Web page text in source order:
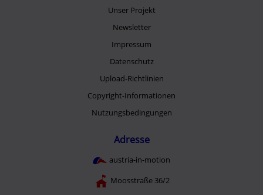
Unser Projekt
Newsletter
Impressum
Datenschutz
Upload-Richtlinien
Copyright-Informationen
Nutzungsbedingungen
Adresse
austria-in-motion
Moosstraße 36/2